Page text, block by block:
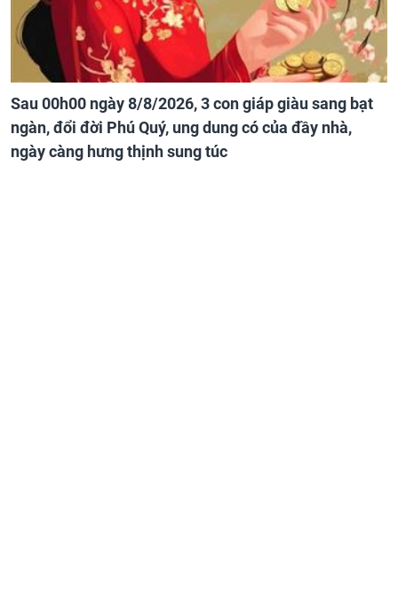
Sau 00h00 ngày 8/8/2026, 3 con giáp giàu sang bạt
ngàn, đổi đời Phú Quý, ung dung có của đầy nhà,
ngày càng hưng thịnh sung túc